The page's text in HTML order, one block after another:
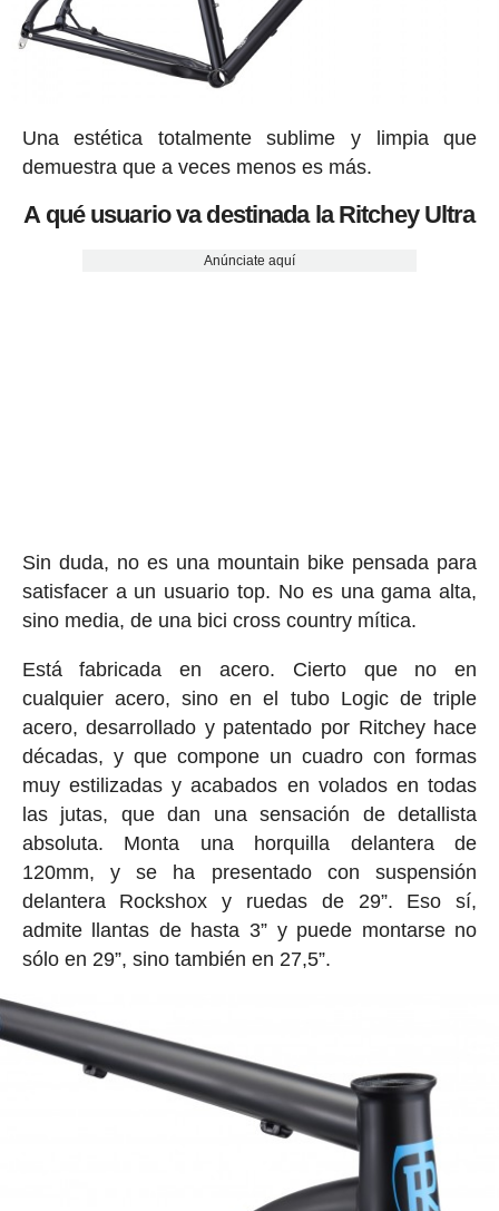
Una estética totalmente sublime y limpia que
demuestra que a veces menos es más.
A qué usuario va destinada la Ritchey Ultra
Anúnciate aquí
Sin duda, no es una mountain bike pensada para
satisfacer a un usuario top. No es una gama alta,
sino media, de una bici cross country mítica.
Está fabricada en acero. Cierto que no en
cualquier acero, sino en el tubo Logic de triple
acero, desarrollado y patentado por Ritchey hace
décadas, y que compone un cuadro con formas
muy estilizadas y acabados en volados en todas
las jutas, que dan una sensación de detallista
absoluta. Monta una horquilla delantera de
120mm, y se ha presentado con suspensión
delantera Rockshox y ruedas de 29”. Eso sí,
admite llantas de hasta 3” y puede montarse no
sólo en 29”, sino también en 27,5”.